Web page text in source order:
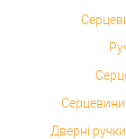
Дверні